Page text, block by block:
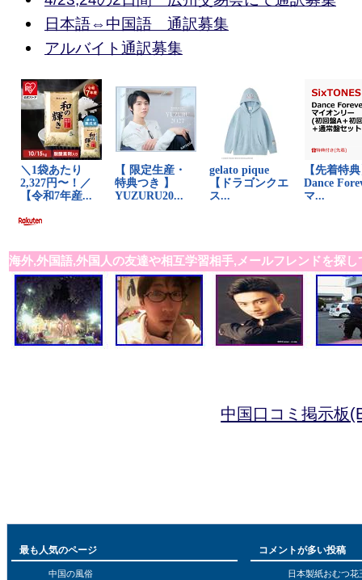
日本語⇔中国語 通訳募集
アルバイト通訳募集
海外,外国語,外国人の友達や相互学習相手,メールフレンドを探し
中国口コミ掲示板
最も人気のページ
中国の風俗
コメントが多い投稿
日本製紙おむつ